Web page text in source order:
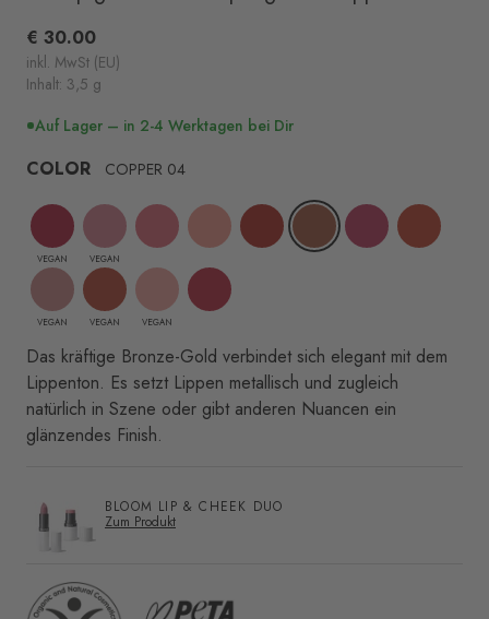
€ 30.00
inkl. MwSt (EU)
Inhalt: 3,5 g
Auf Lager – in 2-4 Werktagen bei Dir
COLOR COPPER 04
VEGAN VEGAN
VEGAN VEGAN VEGAN
Das kräftige Bronze-Gold verbindet sich elegant mit dem
Lippenton. Es setzt Lippen metallisch und zugleich
natürlich in Szene oder gibt anderen Nuancen ein
glänzendes Finish.
BLOOM LIP & CHEEK DUO
Zum Produkt